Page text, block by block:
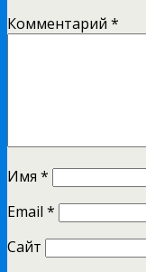
Комментарий *
Имя *
Email *
Сайт